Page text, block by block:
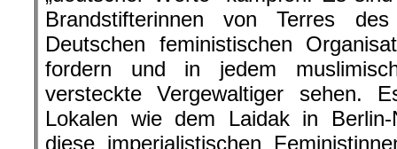
Brandstifterinnen von Terres
Deutschen feministischen
fordern und in jedem
versteckte Vergewaltiger sehen.
Lokalen wie dem Laidak in
diese imperialistischen